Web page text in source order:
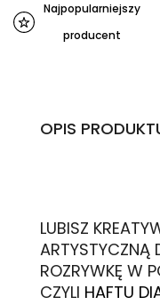
Najpopularniejszy
producent
OPIS
LUBISZ
ARTYSTYCZNĄ
ROZRYWKĘ W
CZYLI HAFTU